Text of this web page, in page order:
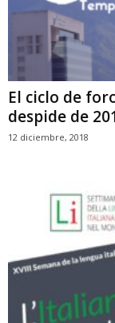
El ciclo de
despide de
12 diciembre, 2018